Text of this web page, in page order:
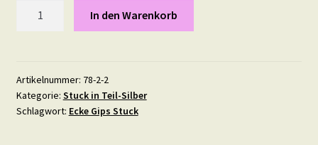
cm
in
Teil-
In den Warenkorb
Artikelnummer: 78-2-2
Kategorie: Stuck in Teil-Silber
Schlagwort: Ecke Gips Stuck